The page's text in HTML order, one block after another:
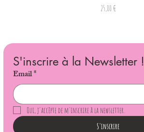
Prix
25,00 €
S'inscrire à la Newsletter !
Email*
Oui, j'accèpte de m'inscrire à la newsletter.
S'inscrire